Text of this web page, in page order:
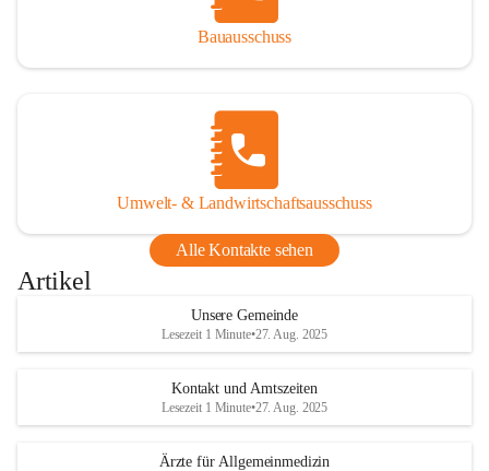
Bauausschuss
Umwelt- & Landwirtschaftsausschuss
Alle Kontakte sehen
Artikel
Unsere Gemeinde
Lesezeit 1 Minute•27. Aug. 2025
Kontakt und Amtszeiten
Lesezeit 1 Minute•27. Aug. 2025
Ärzte für Allgemeinmedizin